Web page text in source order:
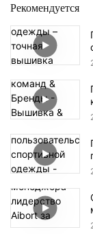
Рекомендуется